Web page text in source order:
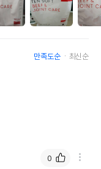
만족도순 최신순
0